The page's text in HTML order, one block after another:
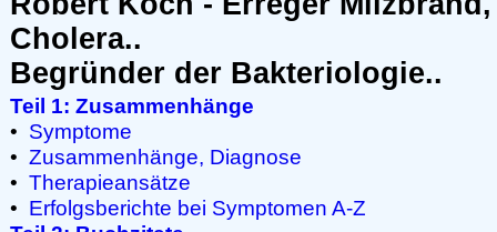
Cholera..
Begründer der Bakteriologie..
Teil 1: Zusammenhänge
• Symptome
• Zusammenhänge, Diagnose
• Therapieansätze
• Erfolgsberichte bei Symptomen A-Z